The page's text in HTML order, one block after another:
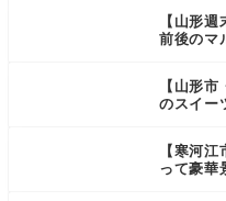
【山形
前後のマ
【山形
のスイー
【寒河
って豪華